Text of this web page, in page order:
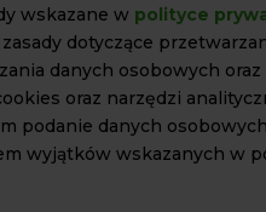
wskazane w polityce
dotyczące
danych osobowych oraz
oraz narzędzi
podanie danych
wyjątków wskazanych w